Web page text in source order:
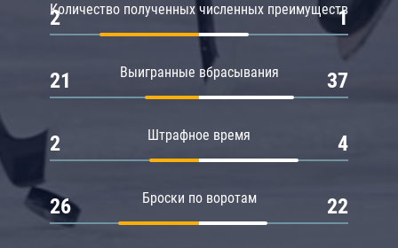
Количество полученных численных преимуществ
2 1
Выигранные вбрасывания
21 37
Штрафное время
2 4
Броски по воротам
26 22